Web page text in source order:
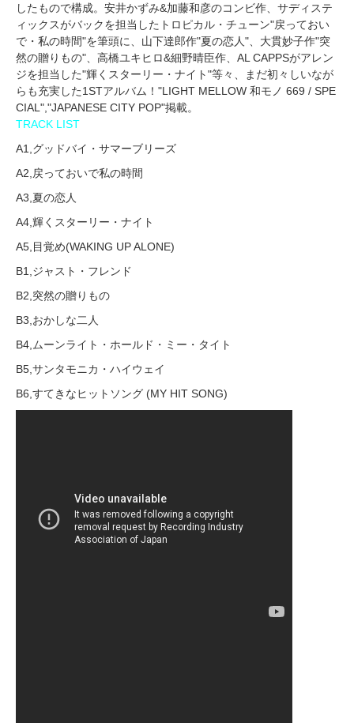
したもので構成。安井かずみ&加藤和彦のコンビ作、サディステ
ィックスがバックを担当したトロピカル・チューン"戻っておい
で・私の時間"を筆頭に、山下達郎作"夏の恋人"、大貫妙子作"突
然の贈りもの"、高橋ユキヒロ&細野晴臣作、AL CAPPSがアレン
ジを担当した"輝くスターリー・ナイト"等々、まだ初々しいなが
らも充実した1STアルバム！"LIGHT MELLOW 和モノ 669 / SPE
CIAL","JAPANESE CITY POP"掲載。
TRACK LIST
A1,グッドバイ・サマーブリーズ
A2,戻っておいで私の時間
A3,夏の恋人
A4,輝くスターリー・ナイト
A5,目覚め(WAKING UP ALONE)
B1,ジャスト・フレンド
B2,突然の贈りもの
B3,おかしな二人
B4,ムーンライト・ホールド・ミー・タイト
B5,サンタモニカ・ハイウェイ
B6,すてきなヒットソング (MY HIT SONG)